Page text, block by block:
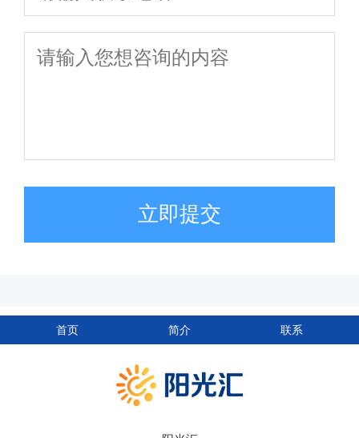
立即提交
首页 简介 联系